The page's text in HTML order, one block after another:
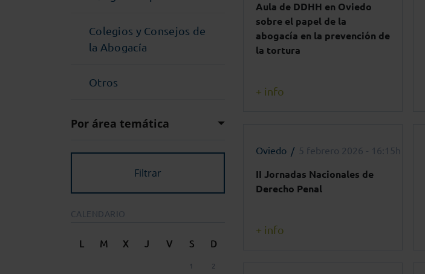
Colegios y Consejos de
la Abogacía
Otros
Por área temática
CALENDARIO
L M X J V S D
1 2
Aula de DDHH en Oviedo
sobre el papel de la
abogacía en la prevención de
la tortura
+ info
Oviedo 5 febrero 2026 - 16:15h
II Jornadas Nacionales de
Derecho Penal
+ info